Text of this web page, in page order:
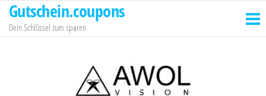
Zum
Inhalt
springen
Gutschein.coupons
Dein Schlüssel zum sparen